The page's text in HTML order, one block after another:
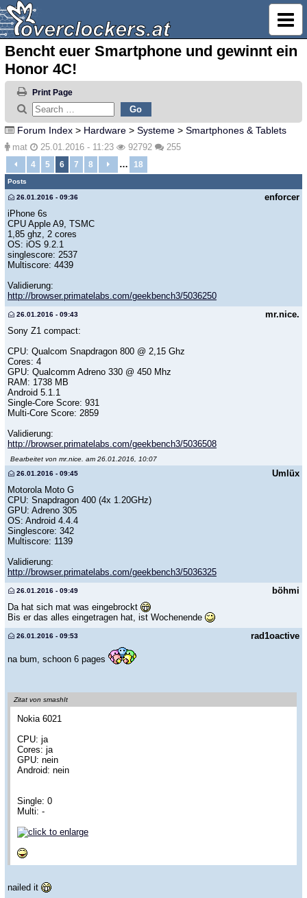
Bencht euer Smartphone und gewinnt ein
Honor 4C!
Print Page
Forum Index > Hardware > Systeme > Smartphones & Tablets
mat 25.01.2016 - 11:23 92792 255
4 5 6 7 8 … 18
Posts
enforcer
26.01.2016 - 09:36
iPhone 6s
CPU Apple A9, TSMC
1,85 ghz, 2 cores
OS: iOS 9.2.1
singlescore: 2537
Multiscore: 4439
Validierung:
http://browser.primatelabs.com/geekbench3/5036250
mr.nice.
26.01.2016 - 09:43
Sony Z1 compact:
CPU: Qualcom Snapdragon 800 @ 2,15 Ghz
Cores: 4
GPU: Qualcomm Adreno 330 @ 450 Mhz
RAM: 1738 MB
Android 5.1.1
Single-Core Score: 931
Multi-Core Score: 2859
Validierung:
http://browser.primatelabs.com/geekbench3/5036508
Bearbeitet von mr.nice. am 26.01.2016, 10:07
Umlüx
26.01.2016 - 09:45
Motorola Moto G
CPU: Snapdragon 400 (4x 1.20GHz)
GPU: Adreno 305
OS: Android 4.4.4
Singlescore: 342
Multiscore: 1139
Validierung:
http://browser.primatelabs.com/geekbench3/5036325
böhmi
26.01.2016 - 09:49
Da hat sich mat was eingebrockt
Bis er das alles eingetragen hat, ist Wochenende
rad1oactive
26.01.2016 - 09:53
na bum, schoon 6 pages
Zitat von smashIt
Nokia 6021
CPU: ja
Cores: ja
GPU: nein
Android: nein
Single: 0
Multi: -
nailed it